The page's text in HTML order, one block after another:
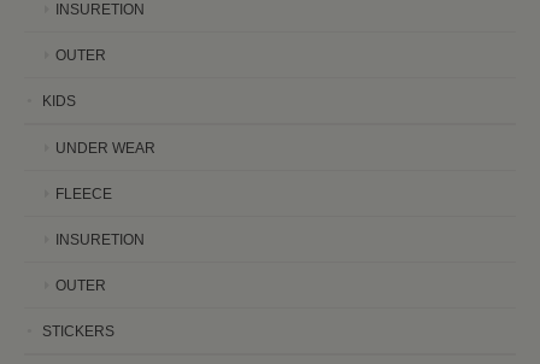
INSURETION
OUTER
KIDS
UNDER WEAR
FLEECE
INSURETION
OUTER
STICKERS